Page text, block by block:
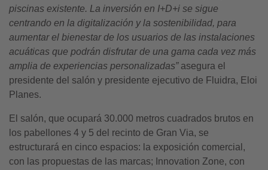
piscinas existente. La inversión en I+D+i se sigue
centrando en la digitalización y la sostenibilidad, para
aumentar el bienestar de los usuarios de las instalaciones
acuáticas que podrán disfrutar de una gama cada vez más
amplia de experiencias personalizadas” asegura el
presidente del salón y presidente ejecutivo de Fluidra, Eloi
Planes.
El salón, que ocupará 30.000 metros cuadrados brutos en
los pabellones 4 y 5 del recinto de Gran Via, se
estructurará en cinco espacios: la exposición comercial,
con las propuestas de las marcas; Innovation Zone, con